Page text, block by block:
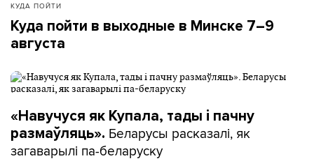
КУДА ПОЙТИ
Куда пойти в выходные в Минске 7–9
августа
«Навучуся як Купала, тады і пачну
размаўляць». Беларусы расказалі, як
загаварылі па-беларуску